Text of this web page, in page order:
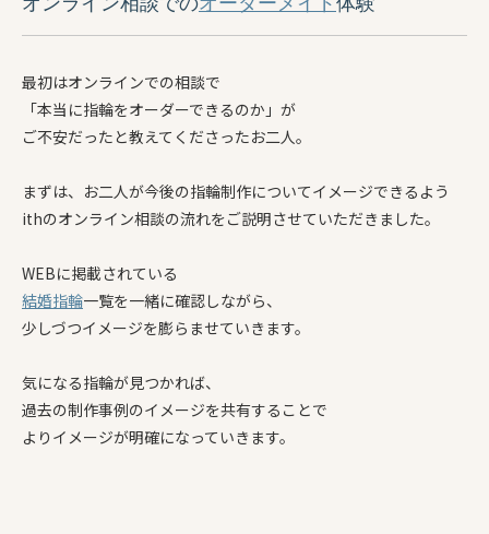
最初はオンラインでの相談で
「本当に指輪をオーダーできるのか」が
ご不安だったと教えてくださったお二人。
まずは、お二人が今後の指輪制作についてイメージできるよう
ithのオンライン相談の流れをご説明させていただきました。
WEBに掲載されている
結婚指輪一覧を一緒に確認しながら、
少しづつイメージを膨らませていきます。
気になる指輪が見つかれば、
過去の制作事例のイメージを共有することで
よりイメージが明確になっていきます。